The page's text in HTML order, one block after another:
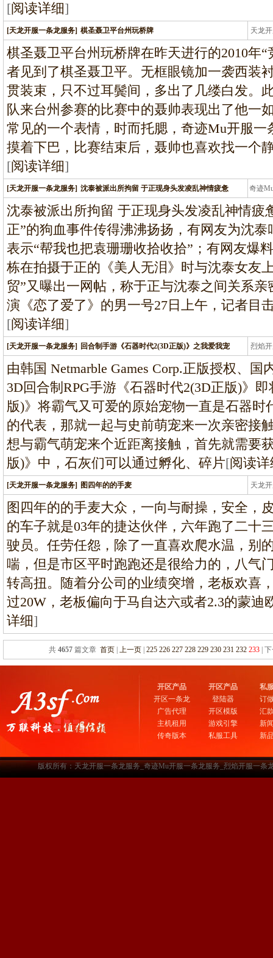
[阅读详细]
[天龙开服一条龙服务] 棋圣聂卫平台州玩桥牌 天龙
龙
棋圣聂卫平台州玩桥牌在昨天进行的2010年
者见到了棋圣聂卫平。无框眼镜加一袭西装
贯装束，只不过耳鬓间，多出了几缕白发。
队来台州参赛的比赛中的聂帅表现出了他一
常见的一个表情，时而托腮，奇迹Mu开服
摸着下巴，比赛结束后，聂帅也喜欢找一个
[阅读详细]
[天龙开服一条龙服务] 沈泰被派出所拘留 于正现身头发凌乱神情疲惫 奇迹
条
沈泰被派出所拘留 于正现身头发凌乱神情疲
正”的狗血事件传得沸沸扬扬，有网友为沈
表示“帮我也把袁珊珊收拾收拾”；有网友爆
栋在拍摄于正的《美人无泪》时与沈泰女友
贸”又曝出一网帖，称于正与沈泰之间关系
演《恋了爱了》的男一号27日上午，记者目
[阅读详细]
[天龙开服一条龙服务] 回合制手游《石器时代2(3D正版)》之我爱我宠 烈焰
龙
由韩国 Netmarble Games Corp.正版授权、
3D回合制RPG手游《石器时代2(3D正版)》
版)》将霸气又可爱的原始宠物一直是石器时
的代表，那就一起与史前萌宠来一次亲密接
想与霸气萌宠来个近距离接触，首先就需要
版)》中，石灰们可以通过孵化、碎片[阅读详
[天龙开服一条龙服务] 图四年的的手麦 天龙
龙
图四年的的手麦大众，一向与耐操，安全，
的车子就是03年的捷达伙伴，六年跑了二十
驶员。任劳任怨，除了一直喜欢爬水温，别
喘，但是市区平时跑跑还是很给力的，八气
转高扭。随着分公司的业绩突增，老板欢喜
过20W，老板偏向于马自达六或者2.3的蒙迪
详细]
共 4657篇文章 首页| 上一页| 225 226 227 228 229 230 231 232 233| 下
开区产品
开区一条龙
广告代理
主机租用
传奇版本
开区产品
登陆器
开区模版
游戏引擎
私服工具
私
订
汇
新
新
版权所有：天龙开服一条龙服务_奇迹Mu开服一条龙服务_烈焰开服一条